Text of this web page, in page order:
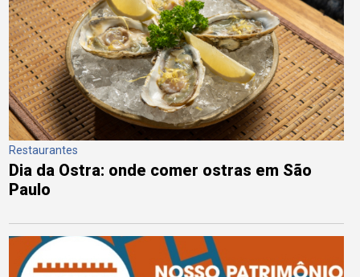
Restaurantes
Dia da Ostra: onde comer ostras em São
Paulo